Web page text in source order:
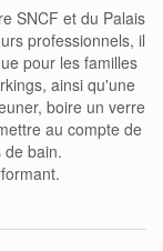
SNCF et du Palais
professionnels, il
pour les familles
ainsi qu'une
boire un verre
au compte de
de bain.